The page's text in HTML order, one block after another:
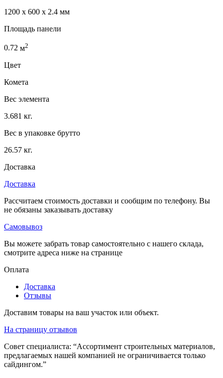
1200 x 600 x 2.4 мм
Площадь панели
0.72 м2
Цвет
Комета
Вес элемента
3.681 кг.
Вес в упаковке брутто
26.57 кг.
Доставка
Доставка
Рассчитаем стоимость доставки и сообщим по телефону. Вы
не обязаны заказывать доставку
Самовывоз
Вы можете забрать товар самостоятельно с нашего склада,
смотрите адреса ниже на странице
Оплата
Доставка
Отзывы
Доставим товары на ваш участок или объект.
На страницу отзывов
Совет специалиста: “Ассортимент строительных материалов,
предлагаемых нашей компанией не ограничивается только
сайдингом.”